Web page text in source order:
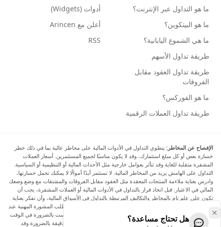
ما هو التداول عبر الإنترنت؟
ما هو البيتكوين؟
ما هي الشموع اليابانية؟
طريقة تداول الأسهم
طريقة تداول العقود مقابل
الفروقات
ما هو الفوركس؟
طريقة تداول العملات الرقمية
أدوات (Widgets)
أعلن مع Arincen
RSS
الإفصاح عن المخاطر: ينطوي التداول في الأدوات المالية على مخاطر عالية بما في ذلك خطر
خسارة بعض أو كل مبلغ استثمارك، وقد لا يكون مناسبًا لجميع المستثمرين. أسعار العملات
المشفرة متقلبة للغاية وقد تتأثر بعوامل خارجية مثل الأحداث المالية أو التنظيمية أو السياسية.
التداول على الهامش يزيد من المخاطر المالية. لا تستثمر أبدًا أموالًا لا يمكنك تحمل خسارتها،
وادرس بعناية ملاءمة المنتجات المعقدة مثل العقود مقابل الفروقات والمشتقات مع وضع وضعك
المالي في الاعتبار. قبل اتخاذ قرار بالتداول في الأدوات المالية أو العملات المشفرة، يجب أن
تكون على علم تام بالمخاطر والتكاليف المرتبطة بالتداول في الأسواق المالية، وأن تفكر بعناية
في أهدافك الاستثمارية ومستوى خبرتك ورغبتك في المخاطرة، وأن تطلب المشورة المهنية عند
الحاجة. تود Arincen أن تذكرك بأن البيانات الواردة في هذا الموقع ليست بالضرورة في الوقت
الفعلي وليست دقيقة. البيانات والأسعار الموجودة على الموقع ليست دقيقة بالضرورة وقد
هل تحتاج مساعدة؟